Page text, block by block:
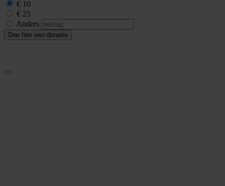
€ 10
€ 25
Anders
Doe hier een donatie